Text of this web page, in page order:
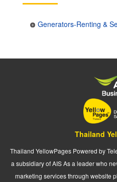
Generators-Renting &
Thailand
Thailand YellowPages Powered by
a subsidiary of AIS As a leader who
marketing services through website